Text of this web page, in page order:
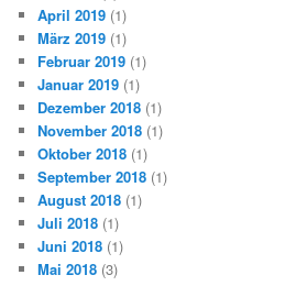
April 2019 (1)
März 2019 (1)
Februar 2019 (1)
Januar 2019 (1)
Dezember 2018 (1)
November 2018 (1)
Oktober 2018 (1)
September 2018 (1)
August 2018 (1)
Juli 2018 (1)
Juni 2018 (1)
Mai 2018 (3)